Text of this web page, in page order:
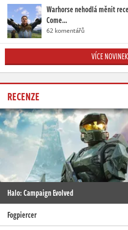
Warhorse nehodlá měnit
Come…
62 komentářů
VÍCE NOVINEK
RECENZE
Halo: Campaign Evolved
Fogpiercer